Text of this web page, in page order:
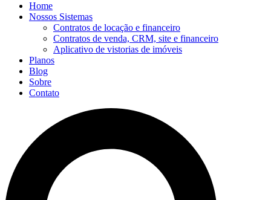
Home
Nossos Sistemas
Contratos de locação e financeiro
Contratos de venda, CRM, site e financeiro
Aplicativo de vistorias de imóveis
Planos
Blog
Sobre
Contato